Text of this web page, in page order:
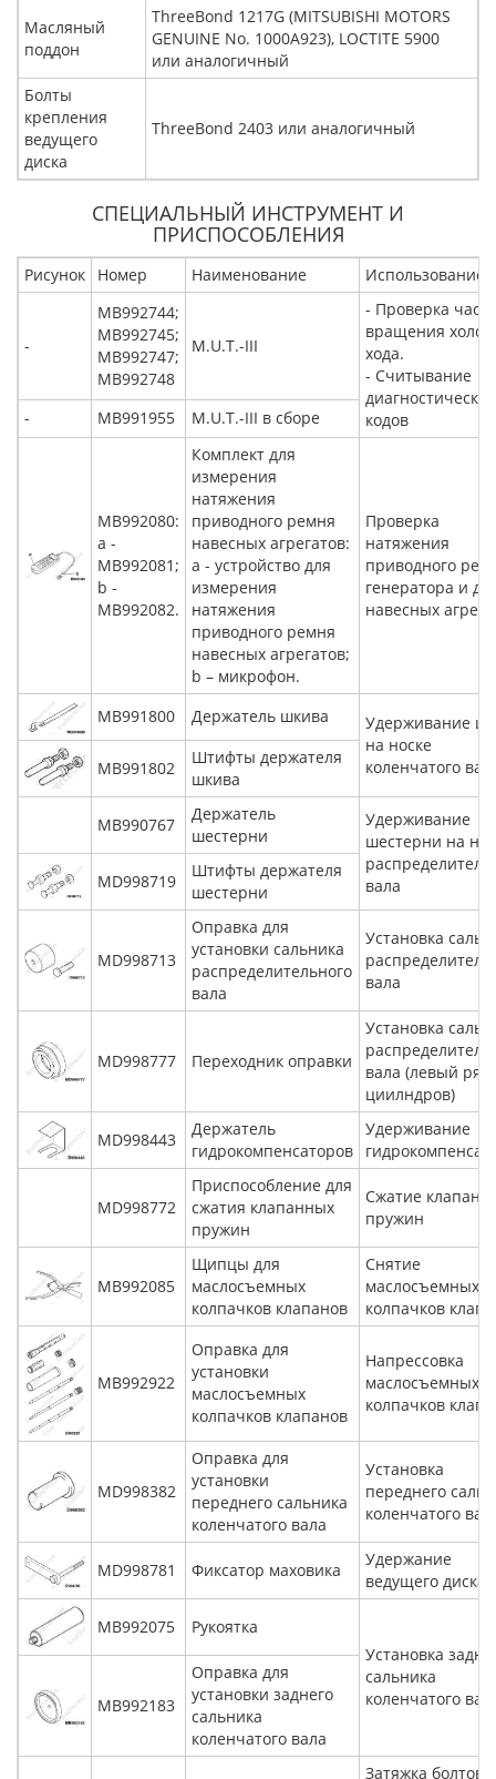
Масляный
поддон
ThreeBond 1217G (MITSUBISHI MOTORS
GENUINE No. 1000A923), LOCTITE 5900
или аналогичный
Болты
крепления
ведущего
диска
ThreeBond 2403 или аналогичный
СПЕЦИАЛЬНЫЙ ИНСТРУМЕНТ И
ПРИСПОСОБЛЕНИЯ
Рисунок Номер Наименование Использование
-
MB992744;
MB992745;
MB992747;
MB992748
M.U.T.-III
- Проверка
вращения
хода.
- Считывание
диагностических
кодов
- MB991955 M.U.T.-III в сборе
MB992080:
а -
MB992081;
b -
MB992082.
Комплект для
измерения
натяжения
приводного ремня
навесных агрегатов:
а - устройство для
измерения
натяжения
приводного ремня
навесных агрегатов;
b – микрофон.
Проверка
натяжения
приводного
генератора и
навесных
MB991800 Держатель шкива
Удерживание
на носке
коленчатого
MВ991802
Штифты держателя
шкива
MB990767
Держатель
шестерни
Удерживание
шестерни на
вала
MD998719
Штифты держателя
шестерни
MD998713
Оправка для
установки сальника
распределительного
вала
Установка
вала
MD998777 Переходник оправки
Установка
вала (левый ряд
циилндров)
MD998443
Держатель
гидрокомпенсаторов
Удерживание
MD998772
Приспособление для
сжатия клапанных
пружин
Сжатие
пружин
MB992085
Щипцы для
маслосъемных
колпачков клапанов
Снятие
маслосъемных
колпачков
MB992922
Оправка для
установки
маслосъемных
колпачков клапанов
Напрессовка
маслосъемных
колпачков
MD998382
Оправка для
установки
переднего сальника
коленчатого вала
Установка
переднего
коленчатого
MD998781 Фиксатор маховика
Удержание
ведущего диска
MB992075
Рукоятка
Установка
сальника
коленчатого
MB992183
Оправка для
установки заднего
сальника
коленчатого вала
Затяжка болтов